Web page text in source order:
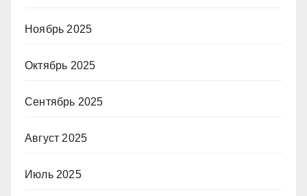
Ноябрь 2025
Октябрь 2025
Сентябрь 2025
Август 2025
Июль 2025